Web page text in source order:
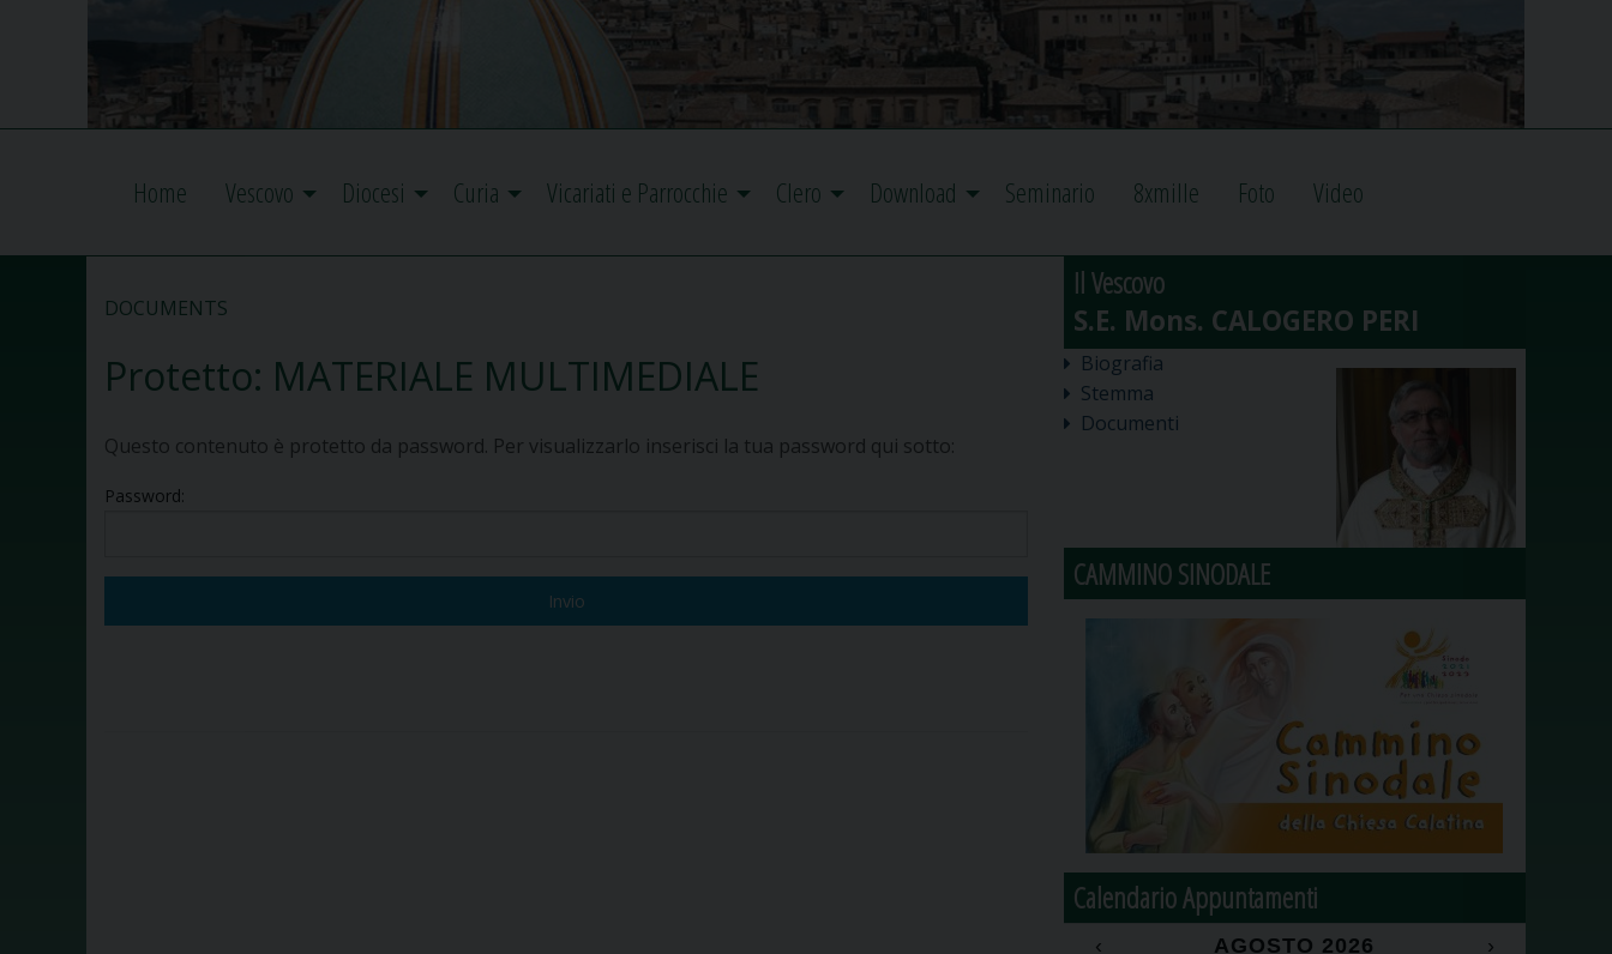
Home Vescovo Diocesi Curia Vicariati e Parrocchie Clero Download Seminario 8xmille Foto Video
DOCUMENTS
Protetto: MATERIALE MULTIMEDIALE
Questo contenuto è protetto da password. Per visualizzarlo inserisci la tua password qui sotto:
Password:
Il Vescovo
Biografia
Stemma
Documenti
CAMMINO SINODALE
Calendario Appuntamenti
‹ AGOSTO 2026
›